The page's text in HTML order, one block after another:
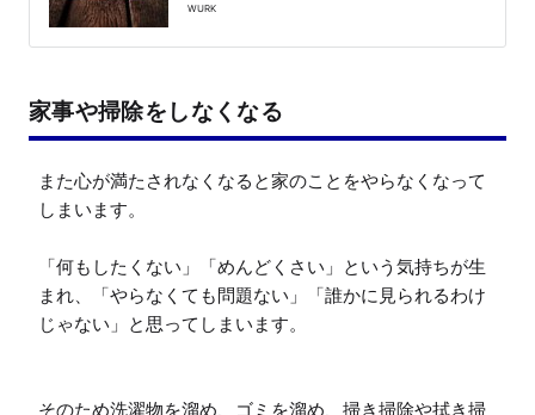
WURK
家事や掃除をしなくなる
また心が満たされなくなると家のことをやらなくなって
しまいます。
「何もしたくない」「めんどくさい」という気持ちが生
まれ、「やらなくても問題ない」「誰かに見られるわけ
じゃない」と思ってしまいます。
そのため洗濯物を溜め、ゴミを溜め、掃き掃除や拭き掃